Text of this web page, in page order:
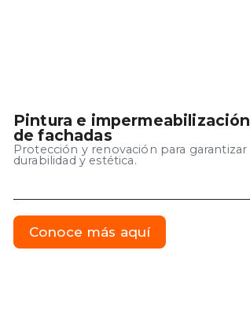
Pintura e impermeabilización
de fachadas
Protección y renovación para garantizar
durabilidad y estética.
Conoce más aquí